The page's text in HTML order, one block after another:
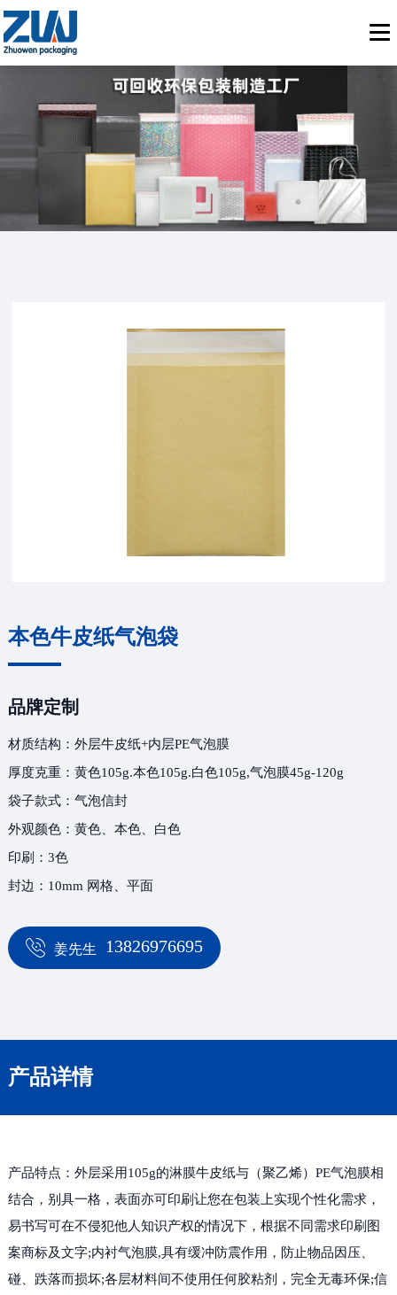
本色牛皮纸气泡袋
品牌定制
材质结构：外层牛皮纸+内层PE气泡膜
厚度克重：黄色105g.本色105g.白色105g,气泡膜45g-120g
袋子款式：气泡信封
外观颜色：黄色、本色、白色
印刷：3色
封边：10mm 网格、平面
13826976695
姜先生
产品详情
产品特点：外层采用105g的淋膜牛皮纸与（聚乙烯）PE气泡膜相
结合，别具一格，表面亦可印刷让您在包装上实现个性化需求，
易书写可在不侵犯他人知识产权的情况下，根据不同需求印刷图
案商标及文字;内衬气泡膜,具有缓冲防震作用，防止物品因压、
碰、跌落而损坏;各层材料间不使用任何胶粘剂，完全无毒环保;信